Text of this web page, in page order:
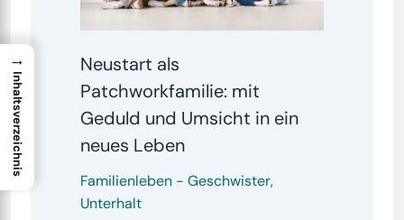
Neustart als
Patchworkfamilie: mit
Geduld und Umsicht in ein
neues Leben
Familienleben- Geschwister,
Unterhalt
→
Inhaltsverzeichnis